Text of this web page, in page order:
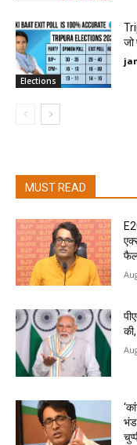
Elections
जो
MUST READ